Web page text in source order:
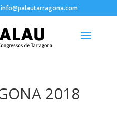
info@palautarragona.com
2018